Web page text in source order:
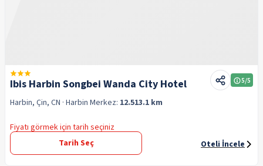
Ibis Harbin Songbei Wanda City Hotel 5/5
Harbin, Çin, CN · Harbin Merkez: 12.513.1 km
Fiyatı görmek için tarih seçiniz
Tarih Seç
Oteli İncele